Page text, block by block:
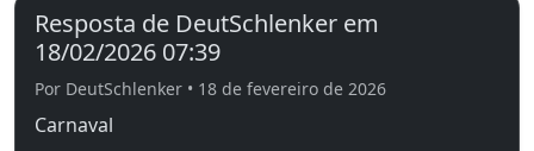
Resposta de DeutSchlenker em
18/02/2026 07:39
Por DeutSchlenker • 18 de fevereiro de 2026
Carnaval